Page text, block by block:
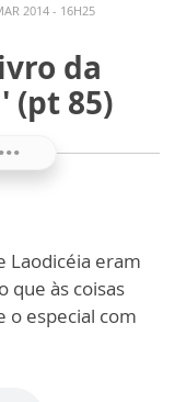
2014 - 16H25
da
(pt 85)
Laodicéia eram
que às coisas
o especial com